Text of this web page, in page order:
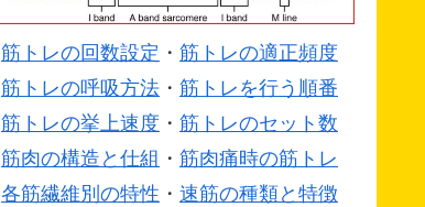
筋トレの回数設定 ・ 筋トレの適正頻度
筋トレの呼吸方法 ・ 筋トレを行う順番
筋トレの挙上速度 ・ 筋トレのセット数
筋肉の構造と仕組 ・ 筋肉痛時の筋トレ
各筋繊維別の特性 ・ 速筋の種類と特徴